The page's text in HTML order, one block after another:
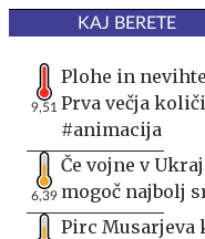
KAJ BERETE
9,51
Plohe in
Prva večja
#animacija
6,39
Če vojne v
mogoč najbolj
Pirc Musarjeva